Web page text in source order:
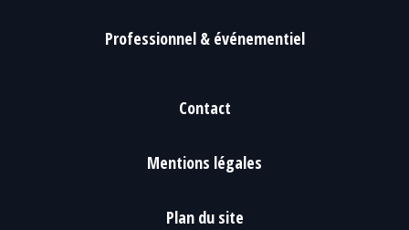
Professionnel & événementiel
Contact
Mentions légales
Plan du site